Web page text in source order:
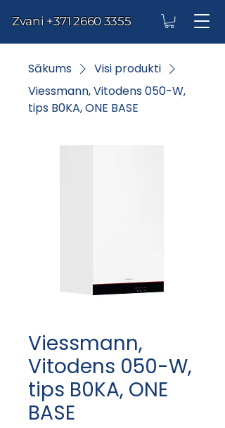
Zvani +371 2660 3355
Sākums
Visi produkti
Viessmann, Vitodens 050-W,
tips B0KA, ONE BASE
Viessmann,
Vitodens 050-W,
tips B0KA, ONE
BASE